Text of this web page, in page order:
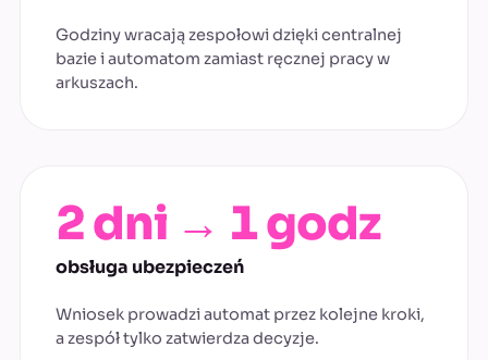
Godziny wracają zespołowi dzięki centralnej
bazie i automatom zamiast ręcznej pracy w
arkuszach.
2 dni → 1 godz
obsługa ubezpieczeń
Wniosek prowadzi automat przez kolejne kroki,
a zespół tylko zatwierdza decyzje.